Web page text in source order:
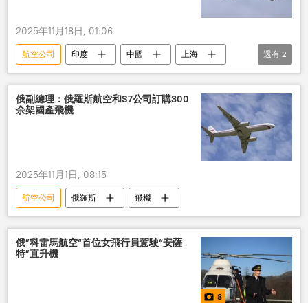
2025年11月18日, 01:06
航空公司 印度 中國
上海
航線
恢復
還有 2
俄副總理：俄羅斯航空和S7公司訂購300
余架國產飛機
2025年11月1日, 08:15
航空公司 俄羅斯 飛機
俄”科雷馬航空“首位女飛行員駕駛“安薩
特”直升機
8